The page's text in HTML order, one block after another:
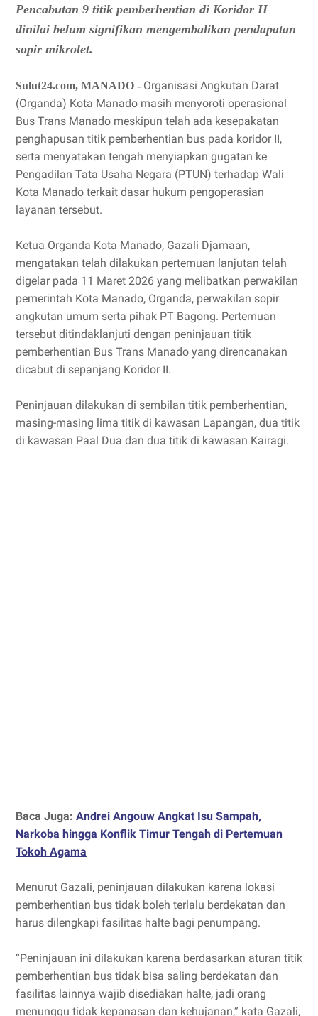
Pencabutan 9 titik pemberhentian di Koridor II
dinilai belum signifikan mengembalikan pendapatan
sopir mikrolet.
Sulut24.com, MANADO - Organisasi Angkutan Darat
(Organda) Kota Manado masih menyoroti operasional
Bus Trans Manado meskipun telah ada kesepakatan
penghapusan titik pemberhentian bus pada koridor II,
serta menyatakan tengah menyiapkan gugatan ke
Pengadilan Tata Usaha Negara (PTUN) terhadap Wali
Kota Manado terkait dasar hukum pengoperasian
layanan tersebut.
Ketua Organda Kota Manado, Gazali Djamaan,
mengatakan telah dilakukan pertemuan lanjutan telah
digelar pada 11 Maret 2026 yang melibatkan perwakilan
pemerintah Kota Manado, Organda, perwakilan sopir
angkutan umum serta pihak PT Bagong. Pertemuan
tersebut ditindaklanjuti dengan peninjauan titik
pemberhentian Bus Trans Manado yang direncanakan
dicabut di sepanjang Koridor II.
Peninjauan dilakukan di sembilan titik pemberhentian,
masing-masing lima titik di kawasan Lapangan, dua titik
di kawasan Paal Dua dan dua titik di kawasan Kairagi.
Baca Juga: Andrei Angouw Angkat Isu Sampah,
Narkoba hingga Konflik Timur Tengah di Pertemuan
Tokoh Agama
Menurut Gazali, peninjauan dilakukan karena lokasi
pemberhentian bus tidak boleh terlalu berdekatan dan
harus dilengkapi fasilitas halte bagi penumpang.
“Peninjauan ini dilakukan karena berdasarkan aturan titik
pemberhentian bus tidak bisa saling berdekatan dan
fasilitas lainnya wajib disediakan halte, jadi orang
menunggu tidak kepanasan dan kehujanan,” kata Gazali,